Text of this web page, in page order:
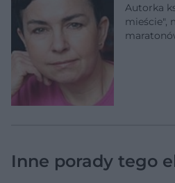
Autorka
mieście",
Inne porady tego